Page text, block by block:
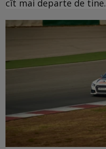
cît mai departe de tine.